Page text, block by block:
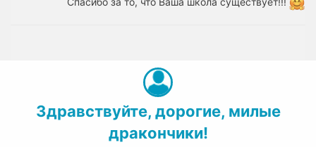
Здравствуйте, дорогие, милые
дракончики!